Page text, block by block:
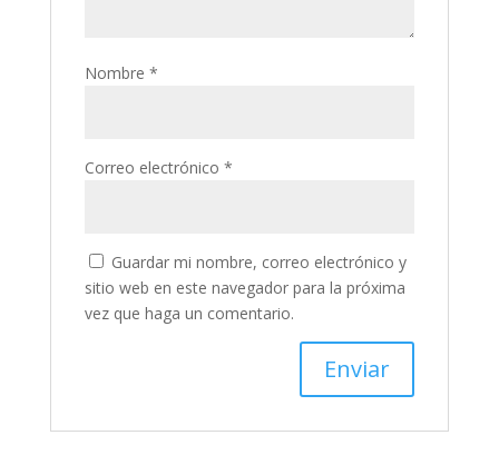
Nombre *
Correo electrónico *
Guardar mi nombre, correo electrónico y
sitio web en este navegador para la próxima
vez que haga un comentario.